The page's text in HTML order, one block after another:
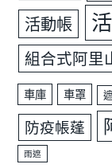
活動帳
組合式阿里
車庫 車罩
防疫帳蓬
雨遮